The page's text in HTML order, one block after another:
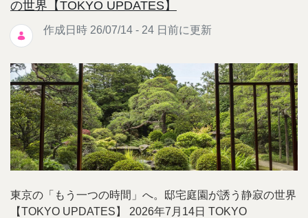
の世界【TOKYO UPDATES】
作成日時 26/07/14 - 24 日前に更新
東京の「もう一つの時間」へ。邸宅庭園が誘う静寂の世界
【TOKYO UPDATES】 2026年7月14日 TOKYO